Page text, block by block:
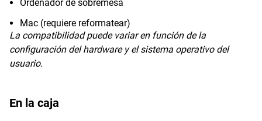
Ordenador de sobremesa
Mac (requiere reformatear)
La compatibilidad puede variar en función de la
configuración del hardware y el sistema operativo del
usuario.
En la caja